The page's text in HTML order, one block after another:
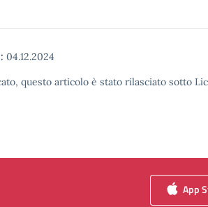
04.12.2024
questo articolo è stato rilasciato sotto
App